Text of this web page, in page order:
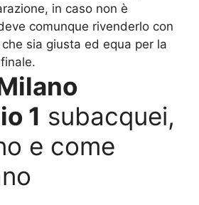
in caso non è
comunque rivenderlo con
sia giusta ed equa per la
1 subacquei,
e come